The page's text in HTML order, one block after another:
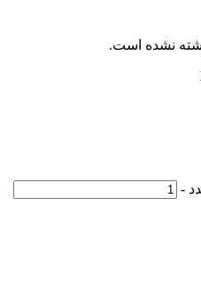
نشده است.
-